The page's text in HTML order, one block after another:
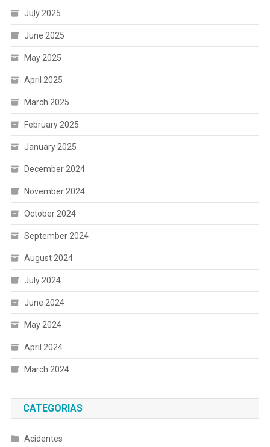
July 2025
June 2025
May 2025
April 2025
March 2025
February 2025
January 2025
December 2024
November 2024
October 2024
September 2024
August 2024
July 2024
June 2024
May 2024
April 2024
March 2024
CATEGORIAS
Acidentes